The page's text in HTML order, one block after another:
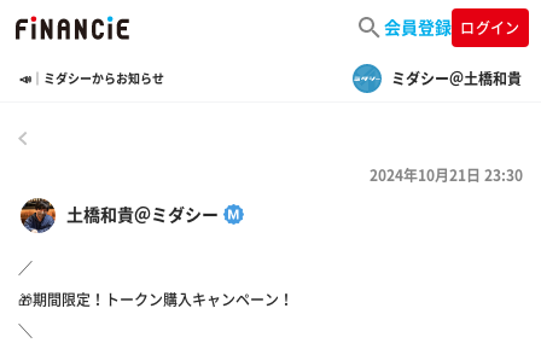
会員登録 ログイン
📣｜ミダシーからお知らせ ミダシー＠土橋和貴
土橋和貴＠ミダシー
2024年10月21日 23:30
／
🎁期間限定！トークン購入キャンペーン！
＼